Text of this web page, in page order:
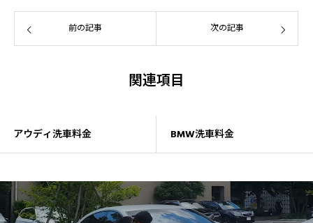
前の記事 次の記事
関連項目
アウディ洗車料金 BMW洗車料金